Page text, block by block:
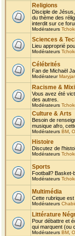
Religions
Disciple de
du thème des
interdit sur ce
Modérateurs
Sciences &
Lieu approprié
Modérateurs
Célébrités
Fan de Michaël
Modérateur
Racisme &
Vous avez été
des autres.
Modérateurs
Culture & Arts
Besoin de
musique afro,
Modérateurs BM
Histoire
Discutez de
Modérateurs
Sports
Football? Basket-
Modérateurs
Multimédia
Cette rubrique
Modérateurs
Littérature
Pour débattre et
qui marquent (ou
Modérateurs BM